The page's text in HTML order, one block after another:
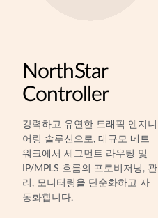
NorthStar
Controller
강력하고 유연한 트래픽 엔지니
어링 솔루션으로, 대규모 네트
워크에서 세그먼트 라우팅 및
IP/MPLS 흐름의 프로비저닝, 관
리, 모니터링을 단순화하고 자
동화합니다.